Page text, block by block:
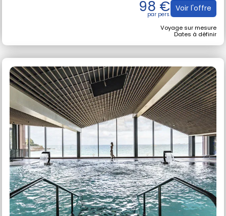
98 €
Dates à définir